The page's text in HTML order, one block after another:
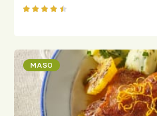
MASO